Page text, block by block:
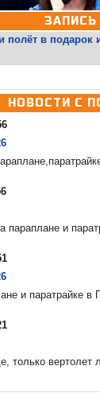
ЗАПИСЬ
в подарок
НОВОСТИ С
параплане и
и паратрайке в
только вертолет